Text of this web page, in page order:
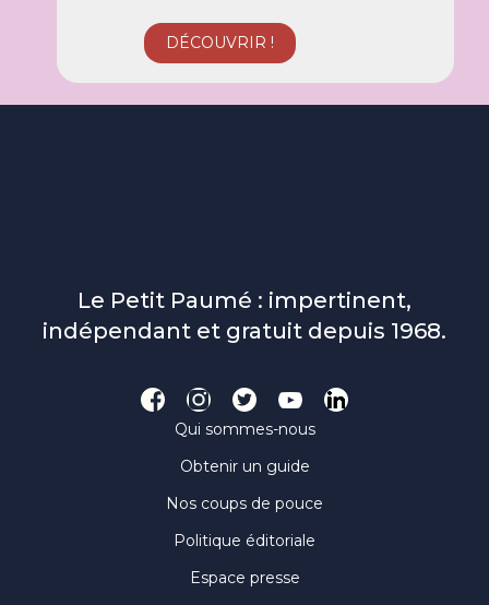
Le Petit Paumé : impertinent,
indépendant et gratuit depuis 1968.
Qui sommes-nous
Obtenir un guide
Nos coups de pouce
Politique éditoriale
Espace presse